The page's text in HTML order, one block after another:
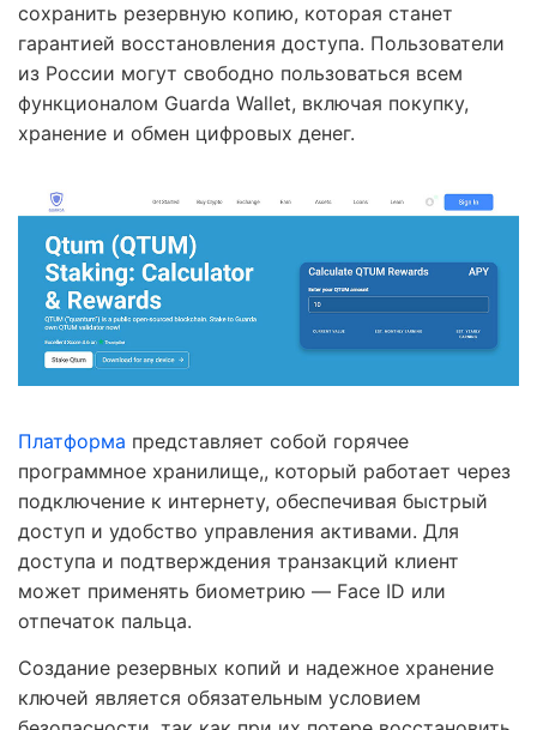
сохранить резервную копию, которая станет
гарантией восстановления доступа. Пользователи
из России могут свободно пользоваться всем
функционалом Guarda Wallet, включая покупку,
хранение и обмен цифровых денег.
Платформа представляет собой горячее
программное хранилище,, который работает через
подключение к интернету, обеспечивая быстрый
доступ и удобство управления активами. Для
доступа и подтверждения транзакций клиент
может применять биометрию — Face ID или
отпечаток пальца.
Создание резервных копий и надежное хранение
ключей является обязательным условием